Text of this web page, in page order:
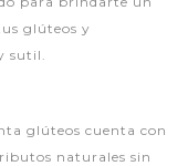
glúteos y
sutil.
glúteos cuenta con
naturales sin